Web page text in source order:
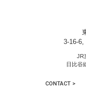
3-16-
JR
日比谷
CONTACT >